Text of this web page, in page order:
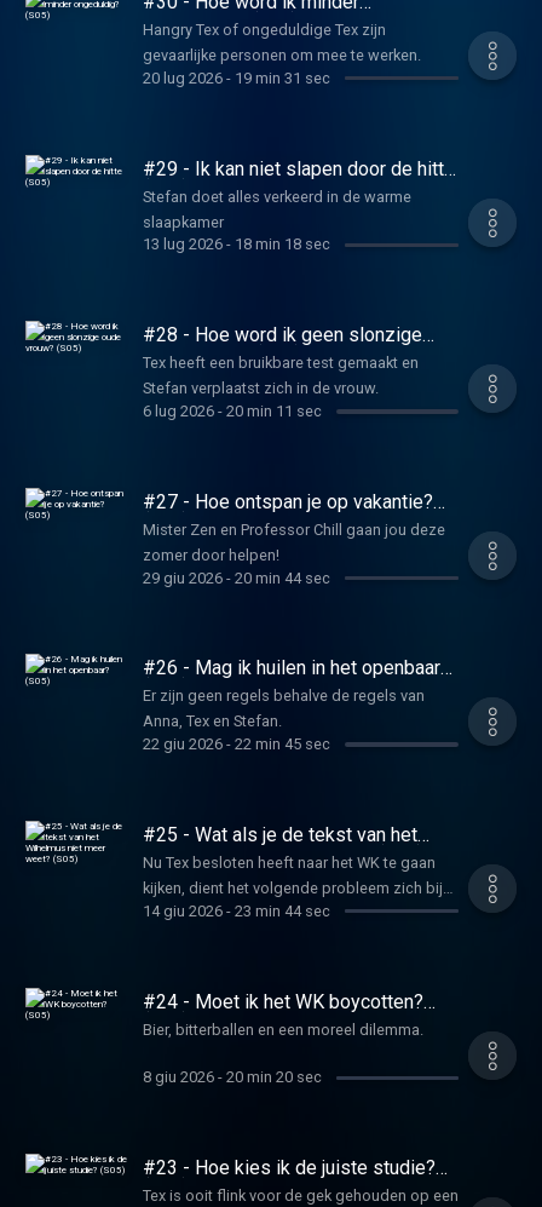
Gimbrère.
ongeduldig? (S05)
Hangry Tex of ongeduldige Tex zijn
gevaarlijke personen om mee te werken.
20 lug 2026- 19 min 31 sec
#29 - Ik kan niet slapen door de hitte
(S05)
Stefan doet alles verkeerd in de warme
slaapkamer
13 lug 2026- 18 min 18 sec
#28 - Hoe word ik geen slonzige
oude vrouw? (S05)
Tex heeft een bruikbare test gemaakt en
Stefan verplaatst zich in de vrouw.
6 lug 2026- 20 min 11 sec
#27 - Hoe ontspan je op vakantie?
(S05)
Mister Zen en Professor Chill gaan jou deze
zomer door helpen!
29 giu 2026- 20 min 44 sec
#26 - Mag ik huilen in het openbaar?
(S05)
Er zijn geen regels behalve de regels van
Anna, Tex en Stefan.
22 giu 2026- 22 min 45 sec
#25 - Wat als je de tekst van het
Wilhelmus niet meer weet? (S05)
Nu Tex besloten heeft naar het WK te gaan
kijken, dient het volgende probleem zich bij
Stefan aan.
14 giu 2026- 23 min 44 sec
#24 - Moet ik het WK boycotten?
(S05)
Bier, bitterballen en een moreel dilemma.
8 giu 2026- 20 min 20 sec
#23 - Hoe kies ik de juiste studie?
(S05)
Tex is ooit flink voor de gek gehouden op een